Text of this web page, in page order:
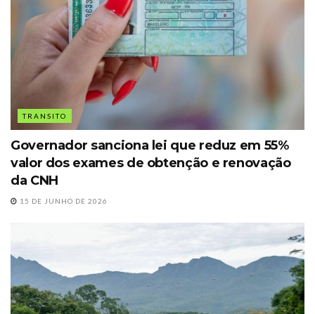
TRANSITO
Governador sanciona lei que reduz em 55%
valor dos exames de obtenção e renovação
da CNH
15 DE JUNHO DE 2026